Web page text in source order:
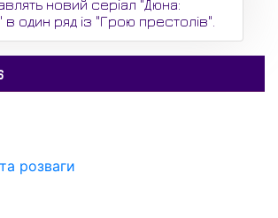
новий серіал "Дюна:
один ряд із "Грою престолів".
розваги